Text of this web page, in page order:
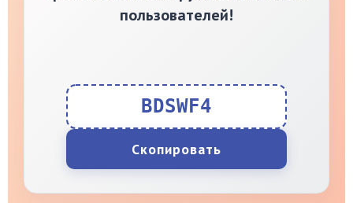
пользователей!
BDSWF4
Скопировать